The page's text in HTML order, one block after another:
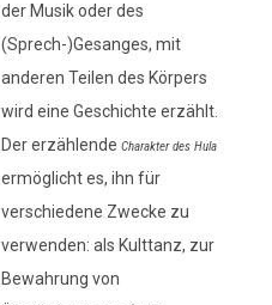
der Musik oder des
(Sprech-)Gesanges, mit
anderen Teilen des Körpers
wird eine Geschichte erzählt.
Der erzählende Charakter des Hula
ermöglicht es, ihn für
verschiedene Zwecke zu
verwenden: als Kulttanz, zur
Bewahrung von